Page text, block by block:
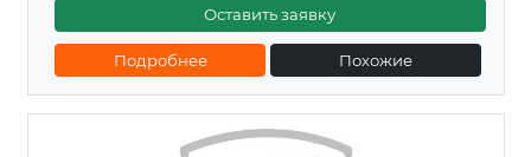
Оставить заявку
Подробнее Похожие